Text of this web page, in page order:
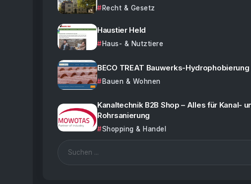
Recht & Gesetz
Haustier Held
Haus- & Nutztiere
BECO TREAT Bauwerks-Hydrophobierung
Bauen & Wohnen
Kanaltechnik B2B Shop – Alles für Kanal-
Rohrsanierung
Shopping & Handel